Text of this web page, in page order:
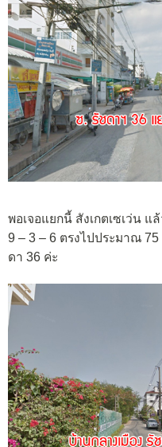
พอเจอแยกนี้ สังเกตเซเว่น แ
9 – 3 – 6 ตรงไปประมาณ 75
ดา 36 ค่ะ